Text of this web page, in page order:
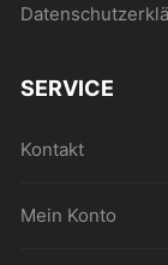
SERVICE
Kontakt
Mein Konto